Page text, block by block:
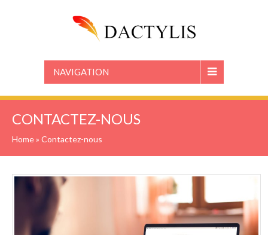
NAVIGATION
CONTACTEZ-NOUS
Home» Contactez-nous